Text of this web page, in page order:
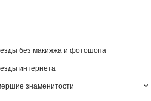
без макияжа и фотошопа
интернета
знаменитости